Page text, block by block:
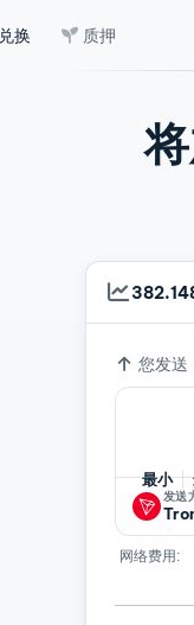
兑换 质押
汇率
您发送
最小
发送
网络费用: